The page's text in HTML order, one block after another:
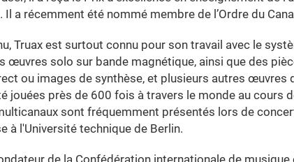
a récemment été nommé membre de l’Ordre du
Truax est surtout connu pour son travail avec le
œuvres solo sur bande magnétique, ainsi que des
ou images de synthèse, et plusieurs autres œuvres
jouées près de 600 fois à travers le monde au cours
sont fréquemment présentés lors de
à l'Université technique de Berlin.
de la Confédération internationale de